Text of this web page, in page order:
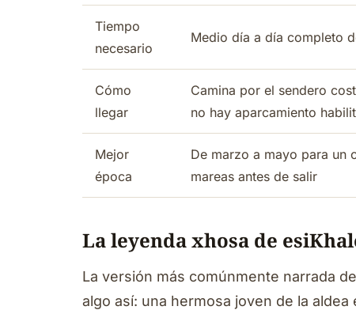
Tiempo
necesario
Medio día a día completo
Cómo
llegar
Camina por el sendero
no hay aparcamiento
Mejor
época
De marzo a mayo para un
mareas antes de salir
La leyenda xhosa de
La versión más comúnmente narrada
algo así: una hermosa joven de la